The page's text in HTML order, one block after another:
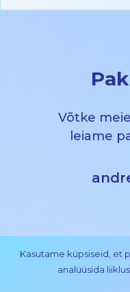
Kasutame küpsiseid, et
analüüsida
Võtke
leiame